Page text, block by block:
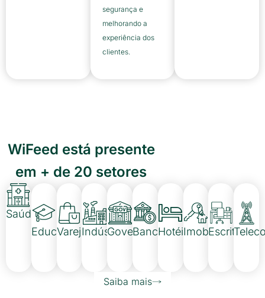
segurança e
melhorando a
experiência dos
clientes.
WiFeed está presente
em + de 20 setores
Saúde
Educação
VarejoIndústriasGoverno
BancoHotéisImobiliáriaEscritórios
Saiba mais